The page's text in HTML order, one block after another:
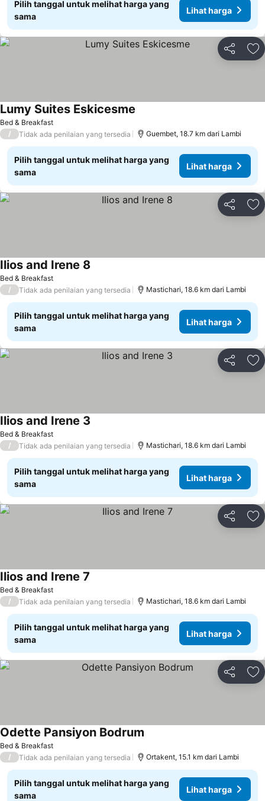
Pilih tanggal untuk melihat harga yang
sama
Lihat harga
Bagikan
Bed & Breakfast
Lumy Suites Eskicesme
/ Tidak ada penilaian yang tersedia Guembet, 18.7 km dari Lambi
Pilih tanggal untuk melihat harga yang
sama
Lihat harga
Bagikan
Bed & Breakfast
Ilios and Irene 8
/ Tidak ada penilaian yang tersedia Mastichari, 18.6 km dari Lambi
Pilih tanggal untuk melihat harga yang
sama
Lihat harga
Bagikan
Bed & Breakfast
Ilios and Irene 3
/ Tidak ada penilaian yang tersedia Mastichari, 18.6 km dari Lambi
Pilih tanggal untuk melihat harga yang
sama
Lihat harga
Bagikan
Bed & Breakfast
Ilios and Irene 7
/ Tidak ada penilaian yang tersedia Mastichari, 18.6 km dari Lambi
Pilih tanggal untuk melihat harga yang
sama
Lihat harga
Bagikan
Bed & Breakfast
Odette Pansiyon Bodrum
/ Tidak ada penilaian yang tersedia Ortakent, 15.1 km dari Lambi
Pilih tanggal untuk melihat harga yang
sama
Lihat harga